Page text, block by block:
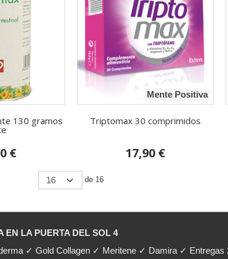
130 gramos
€
Mente Positiva
Triptomax 30 comprimidos
17,90 €
de 16
EN LA PUERTA DEL SOL 4
✓ Gold Collagen ✓ Meritene ✓ Damira ✓ Entregas